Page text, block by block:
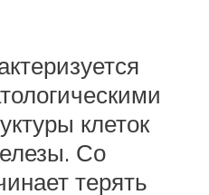
клеток
Со
терять